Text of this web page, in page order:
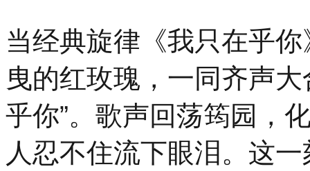
当经典旋律《我只在乎
曳的红玫瑰，一同齐声
乎你”。歌声回荡筠园，
人忍不住流下眼泪。这